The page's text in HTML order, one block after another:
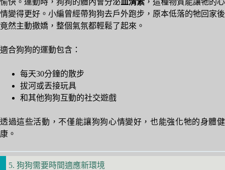
愉快。運動時，狗狗的體內會分泌血清素 ，這種物質能讓牠的心
情變得更好。小編曾經帶狗狗去戶外跑步，原本低落的牠回家後
竟然主動撒嬌，整個氣氛都輕鬆了起來。
適合狗狗的運動包含：
每天30分鐘的散步
拔河或丟接玩具
和其他狗狗互動的社交遊戲
透過這些活動，不僅能讓狗狗心情變好，也能強化牠的身體健
康。
5. 狗狗需要時間適應新環境